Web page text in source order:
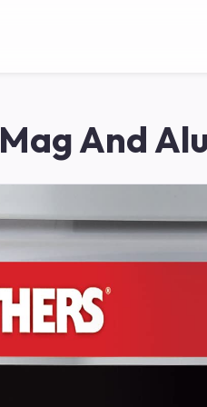
Mag And